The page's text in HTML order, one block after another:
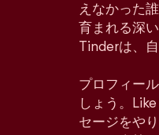
えなかった
育まれる深
Tinderは、
プロフィー
しょう。
セージをや